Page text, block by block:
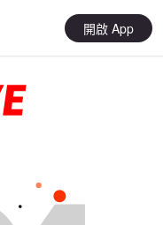
開啟 App